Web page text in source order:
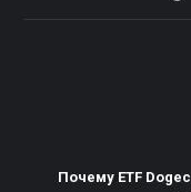
Почему ETF